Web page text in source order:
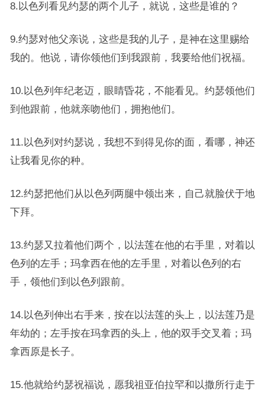
8.以色列看见约瑟的两个儿子，就说，这些是谁的？
9.约瑟对他父亲说，这些是我的儿子，是神在这里赐给
我的。他说，请你领他们到我跟前，我要给他们祝福。
10.以色列年纪老迈，眼睛昏花，不能看见。约瑟领他们
到他跟前，他就亲吻他们，拥抱他们。
11.以色列对约瑟说，我想不到得见你的面，看哪，神还
让我看见你的种。
12.约瑟把他们从以色列两腿中领出来，自己就脸伏于地
下拜。
13.约瑟又拉着他们两个，以法莲在他的右手里，对着以
色列的左手；玛拿西在他的左手里，对着以色列的右
手，领他们到以色列跟前。
14.以色列伸出右手来，按在以法莲的头上，以法莲乃是
年幼的；左手按在玛拿西的头上，他的双手交叉着；玛
拿西原是长子。
15.他就给约瑟祝福说，愿我祖亚伯拉罕和以撒所行走于